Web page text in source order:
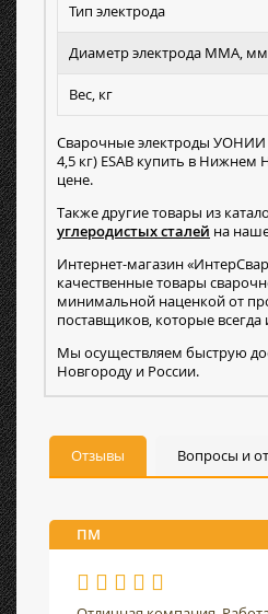
Тип электрода
Диаметр электрода MMA, мм
Вес, кг
Сварочные электроды УОНИИ
4,5 кг) ESAB купить в
цене.
Также другие товары из
углеродистых сталей на
Интернет-магазин
качественные товары
минимальной наценкой от
поставщиков, которые
Мы осуществляем быструю
Новгороду и России.
Отзывы Вопросы и
ПМ